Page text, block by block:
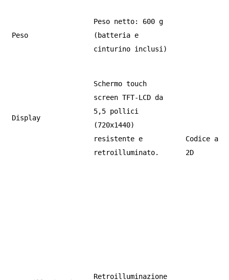
Codice a
2D
Peso
Peso netto: 600 g
(batteria e
cinturino inclusi)
Display
Schermo touch
screen TFT-LCD da
5,5 pollici
(720x1440)
resistente e
retroilluminato.
Retroilluminazione